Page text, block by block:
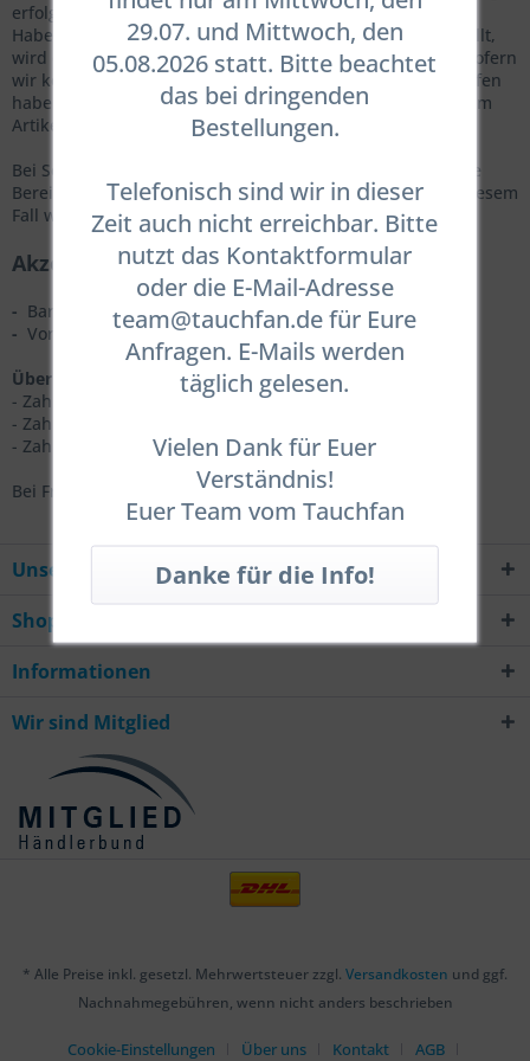
erfolgt.
Haben Sie Artikel mit unterschiedlichen Lieferzeiten bestellt,
wird die Ware in einer gemeinsamen Sendung versandt, sofern
wir keine abweichenden Vereinbarungen mit Ihnen getroffen
haben.
Die Lieferzeit bestimmt sich in diesem Fall nach dem
Artikel mit der längsten Lieferzeit den Sie bestellt haben.
Bei Selbstabholung informieren wir Sie per E-Mail über die
Bereitstellung der Ware und die Abholmöglichkeiten. In diesem
Fall werden keine Versandkosten berechnet.
Akzeptierte Zahlungsmöglichkeiten
- Barzahlung bei Abholung
- Vorkasse per Überweisung
Über PayPal Checkout:
- Zahlung per PayPal
- Zahlung per PayPal Express
- Zahlung per Kreditkarte
Bei Fragen finden Sie unsere Kontaktdaten im Impressum.
29.07. und Mittwoch, den
05.08.2026 statt. Bitte beachtet
das bei dringenden
Bestellungen.
Telefonisch sind wir in dieser
Zeit auch nicht erreichbar. Bitte
nutzt das Kontaktformular
oder die E-Mail-Adresse
team@tauchfan.de für Eure
Anfragen. E-Mails werden
täglich gelesen.
Vielen Dank für Euer
Verständnis!
Euer Team vom Tauchfan
Unsere Hotline
Shop Service
Informationen
Wir sind Mitglied
* Alle Preise inkl. gesetzl. Mehrwertsteuer zzgl. Versandkosten und ggf.
Nachnahmegebühren, wenn nicht anders beschrieben
Cookie-Einstellungen Über uns Kontakt AGB